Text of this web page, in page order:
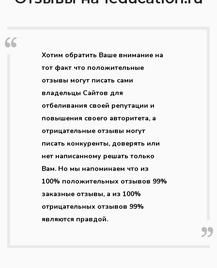
Хотим обратить Ваше внимание на
тот факт что положительные
отзывы могут писать сами
владельцы Сайтов для
отбеливания своей репутации и
повышения своего авторитета, а
отрицательные отзывы могут
писать конкуренты, доверять или
нет написанному решать только
Вам. Но мы напоминаем что из
100% положительных отзывов 99%
заказные отзывы, а из 100%
отрицательных отзывов 99%
являются правдой.